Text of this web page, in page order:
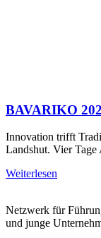
BAVARIKO
Innovation trifft
Landshut. Vier
Weiterlesen
Netzwerk für
und junge